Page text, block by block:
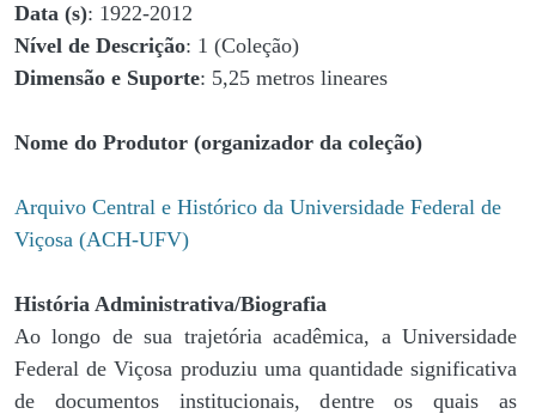
Data (s): 1922-2012
Nível de Descrição: 1 (Coleção)
Dimensão e Suporte: 5,25 metros lineares
Nome do Produtor (organizador da coleção)
Arquivo Central e Histórico da Universidade Federal de
Viçosa (ACH-UFV)
História Administrativa/Biografia
Ao longo de sua trajetória acadêmica, a Universidade
Federal de Viçosa produziu uma quantidade significativa
de documentos institucionais, dentre os quais as